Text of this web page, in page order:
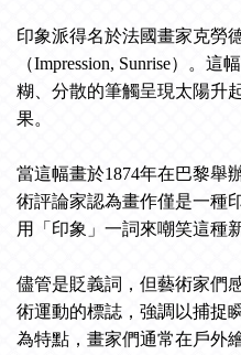
印象派得名於法國畫家克勞
（Impression, Sunrise）。
糊、分散的筆觸呈現太陽升
果。
當這幅畫於1874年在巴黎舉
術評論家認為畫作僅是一種
用「印象」一詞來嘲笑這種
儘管是貶義詞，但藝術家們
術運動的標誌，強調以捕捉
為特點，畫家們通常在戶外